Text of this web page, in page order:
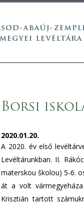
Borsi
2020.01.20.
A 2020. év első
Levéltárunkban. II.
materskou školou) 5-6.
át a volt
Krisztián tartott